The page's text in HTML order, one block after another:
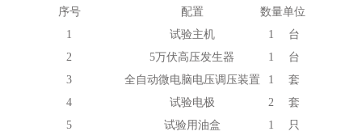
序号
配置 数量单位
1
试验主机 1
台
2
5万伏高压发生器 1
台
3
全自动微电脑电压调压装置 1
套
4
试验电极 2
套
5
试验用油盒 1
只